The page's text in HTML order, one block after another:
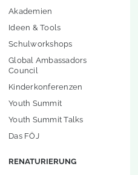
Akademien
Ideen & Tools
Schulworkshops
Global Ambassadors
Council
Kinderkonferenzen
Youth Summit
Youth Summit Talks
Das FÖJ
RENATURIERUNG